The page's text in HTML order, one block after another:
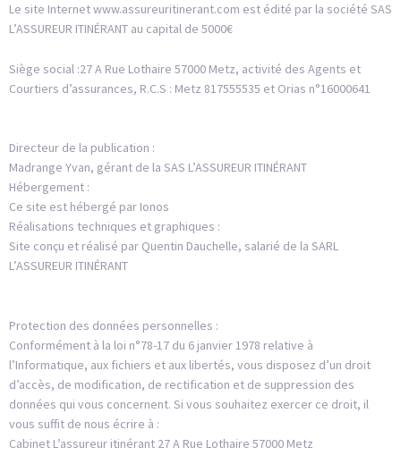
Le site Internet www.assureuritinerant.com est édité par la société SAS
L’ASSUREUR ITINÉRANT au capital de 5000€
Siège social :27 A Rue Lothaire 57000 Metz, activité des Agents et
Courtiers d’assurances, R.C.S : Metz 817555535 et Orias n°16000641
Directeur de la publication :
Madrange Yvan, gérant de la SAS L’ASSUREUR ITINÉRANT
Hébergement :
Ce site est hébergé par Ionos
Réalisations techniques et graphiques :
Site conçu et réalisé par Quentin Dauchelle, salarié de la SARL
L’ASSUREUR ITINÉRANT
Protection des données personnelles :
Conformément à la loi n°78-17 du 6 janvier 1978 relative à
l’Informatique, aux fichiers et aux libertés, vous disposez d’un droit
d’accès, de modification, de rectification et de suppression des
données qui vous concernent. Si vous souhaitez exercer ce droit, il
vous suffit de nous écrire à :
Cabinet L’assureur itinérant 27 A Rue Lothaire 57000 Metz